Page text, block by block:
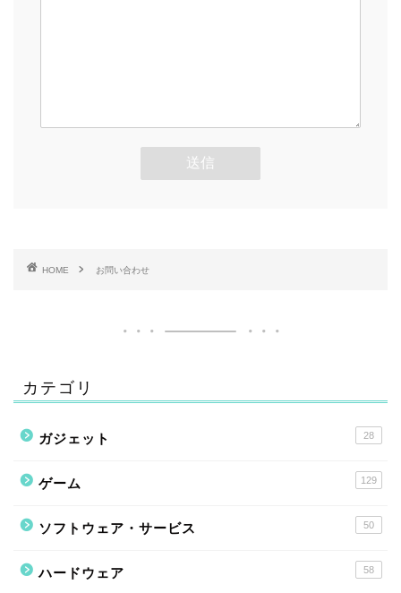
HOME お問い合わせ
カテゴリ
ガジェット 28
ゲーム 129
ソフトウェア・サービス 50
ハードウェア 58